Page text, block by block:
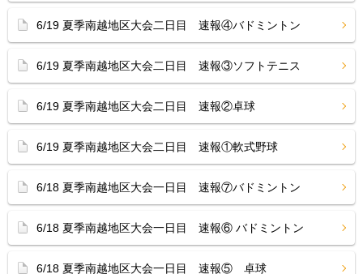
6/19 夏季南越地区大会二日目 速報④バドミントン
6/19 夏季南越地区大会二日目 速報③ソフトテニス
6/19 夏季南越地区大会二日目 速報②卓球
6/19 夏季南越地区大会二日目 速報①軟式野球
6/18 夏季南越地区大会一日目 速報⑦バドミントン
6/18 夏季南越地区大会一日目 速報⑥ バドミントン
6/18 夏季南越地区大会一日目 速報⑤ 卓球